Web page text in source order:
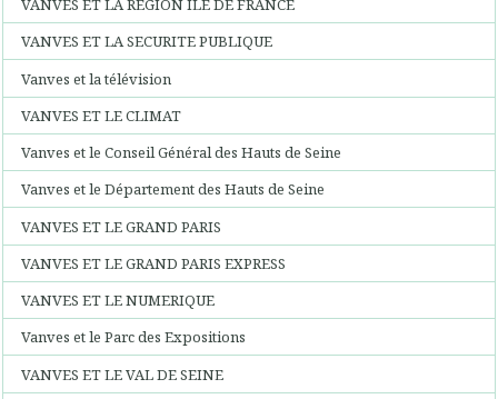
VANVES ET LA REGION ILE DE FRANCE
VANVES ET LA SECURITE PUBLIQUE
Vanves et la télévision
VANVES ET LE CLIMAT
Vanves et le Conseil Général des Hauts de Seine
Vanves et le Département des Hauts de Seine
VANVES ET LE GRAND PARIS
VANVES ET LE GRAND PARIS EXPRESS
VANVES ET LE NUMERIQUE
Vanves et le Parc des Expositions
VANVES ET LE VAL DE SEINE